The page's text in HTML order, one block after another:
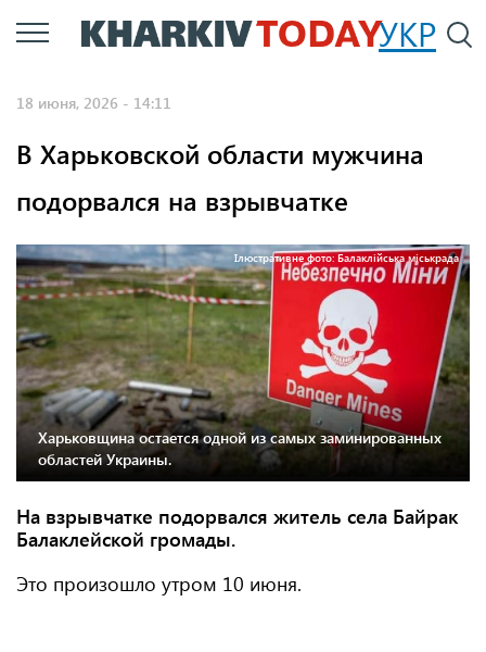
Перейти
к
УКР
18 июня, 2026 - 14:11
В Харьковской области мужчина
подорвался на взрывчатке
Ілюстративне фото: Балаклійська міськрада
Харьковщина остается одной из самых заминированных
областей Украины.
На взрывчатке подорвался житель села Байрак
Балаклейской громады.
Это произошло утром 10 июня.